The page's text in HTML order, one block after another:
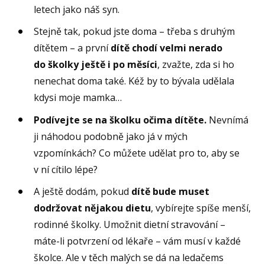
letech jako náš syn.
Stejně tak, pokud jste doma – třeba s druhým
dítětem – a prvnídítě chodí velmi nerado
do školky ještě i po měsíci, zvažte, zda si ho
nenechat doma také. Kéž by to bývala udělala
kdysi moje mamka…
Podívejte se na školku očima dítěte. Nevnímá
ji náhodou podobně jako já v mých
vzpomínkách? Co můžete udělat pro to, aby se
v ní cítilo lépe?
A ještě dodám, pokud dítě bude muset
dodržovat nějakou dietu, vybírejte spíše menší,
rodinné školky. Umožnit dietní stravování –
máte-li potvrzení od lékaře – vám musí v každé
školce. Ale v těch malých se dá na ledačems